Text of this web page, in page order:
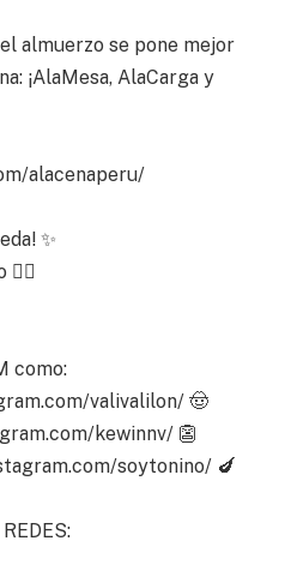
almuerzo se pone mejor
¡AlaMesa, AlaCarga y
alacenaperu/
✨
como:
valivalilon/ 🤠
kewinnv/ 👺
soytonino/ 🍆